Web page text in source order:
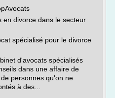
en divorce dans le secteur
spécialisé pour le divorce
d'avocats spécialisés
dans une affaire de
personnes qu'on ne
à des...